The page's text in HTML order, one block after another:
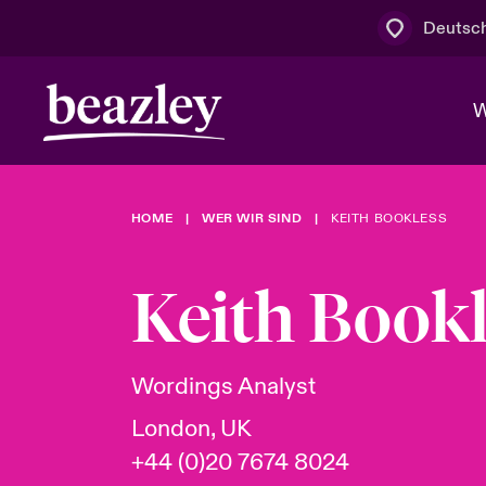
Wer wir sind
Board &
Mit uns
News & Events
Spotlight:
Kundenportal
Cyber
HOME WER WIR SIND KEITH BOOKLESS
Keith
Wordings Analyst
London, UK
+44 (0)20 7674 8024